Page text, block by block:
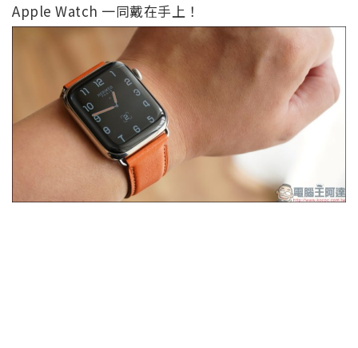
Apple Watch 一同戴在手上！